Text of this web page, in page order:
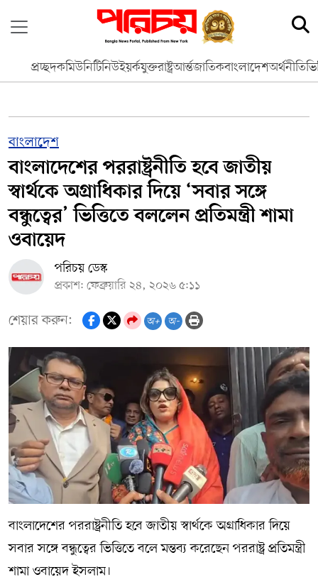
প্রচ্ছদকমিউনিটিনিউইয়র্কযুক্তরাষ্ট্রআর্ন্তজাতিকবাংলাদেশঅর্থনীতি
বাংলাদেশ
বাংলাদেশের পররাষ্ট্রনীতি হবে জাতীয়
স্বার্থকে অগ্রাধিকার দিয়ে ‘সবার সঙ্গে
বন্ধুত্বের’ ভিত্তিতে বললেন প্রতিমন্ত্রী শামা
ওবায়েদ
পরিচয় ডেস্ক
প্রকাশ: ফেব্রুয়ারি ২৪, ২০২৬ ৫:১১
শেয়ার করুন: অ+ অ-
বাংলাদেশের পররাষ্ট্রনীতি হবে জাতীয় স্বার্থকে অগ্রাধিকার দিয়ে
সবার সঙ্গে বন্ধুত্বের ভিত্তিতে বলে মন্তব্য করেছেন পররাষ্ট্র প্রতিমন্ত্রী
শামা ওবায়েদ ইসলাম।